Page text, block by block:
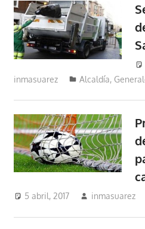
inmasuarez
Alcaldía,
5 abril, 2017 inmasuarez